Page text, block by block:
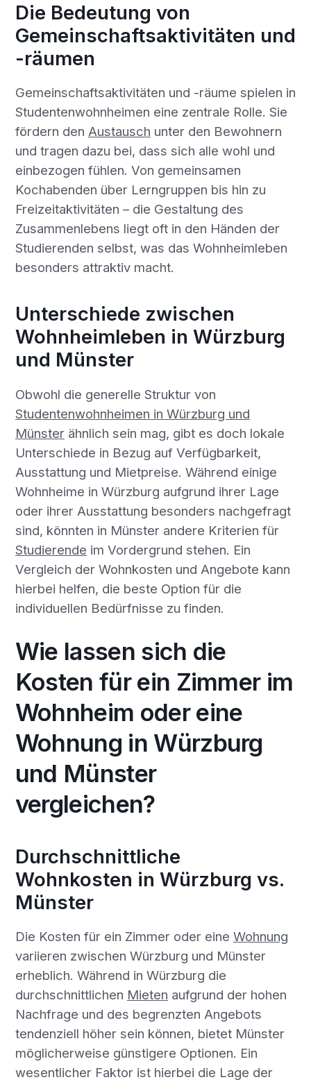
Die Bedeutung von
Gemeinschaftsaktivitäten und
-räumen
Gemeinschaftsaktivitäten und -räume spielen in
Studentenwohnheimen eine zentrale Rolle. Sie
fördern den Austausch unter den Bewohnern
und tragen dazu bei, dass sich alle wohl und
einbezogen fühlen. Von gemeinsamen
Kochabenden über Lerngruppen bis hin zu
Freizeitaktivitäten – die Gestaltung des
Zusammenlebens liegt oft in den Händen der
Studierenden selbst, was das Wohnheimleben
besonders attraktiv macht.
Unterschiede zwischen
Wohnheimleben in Würzburg
und Münster
Obwohl die generelle Struktur von
Studentenwohnheimen in Würzburg und
Münsterähnlich sein mag, gibt es doch lokale
Unterschiede in Bezug auf Verfügbarkeit,
Ausstattung und Mietpreise. Während einige
Wohnheime in Würzburg aufgrund ihrer Lage
oder ihrer Ausstattung besonders nachgefragt
sind, könnten in Münster andere Kriterien für
Studierende im Vordergrund stehen. Ein
Vergleich der Wohnkosten und Angebote kann
hierbei helfen, die beste Option für die
individuellen Bedürfnisse zu finden.
Wie lassen sich die
Kosten für ein Zimmer im
Wohnheim oder eine
Wohnung in Würzburg
und Münster
vergleichen?
Durchschnittliche
Wohnkosten in Würzburg vs.
Münster
Die Kosten für ein Zimmer oder eine Wohnung
variieren zwischen Würzburg und Münster
erheblich. Während in Würzburg die
durchschnittlichen Mieten aufgrund der hohen
Nachfrage und des begrenzten Angebots
tendenziell höher sein können, bietet Münster
möglicherweise günstigere Optionen. Ein
wesentlicher Faktor ist hierbei die Lage der